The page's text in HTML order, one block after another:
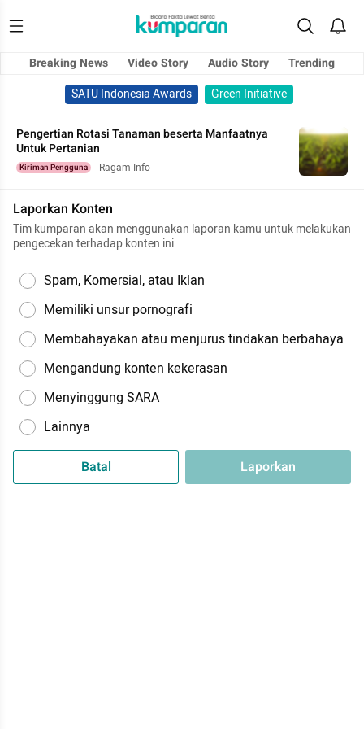
Breaking News Video Story Audio Story
Trending
SATU Indonesia Awards
Green Initiative
Pengertian Rotasi Tanaman beserta Manfaatnya
Untuk Pertanian
Kiriman Pengguna Ragam Info
Laporkan Konten
Tim kumparan akan menggunakan laporan kamu untuk melakukan
pengecekan terhadap konten ini.
Spam, Komersial, atau Iklan
Memiliki unsur pornografi
Membahayakan atau menjurus tindakan berbahaya
Mengandung konten kekerasan
Menyinggung SARA
Lainnya
Batal Laporkan